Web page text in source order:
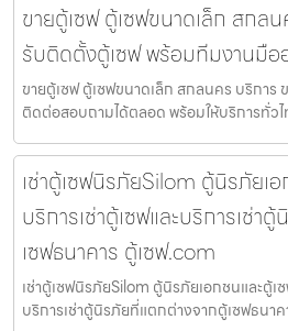
ขายตู้เซฟ ตู้เซฟขนาดเล็ก สกล
รับติดตั้งตู้เซฟ พร้อมทีมงานมือ
ขายตู้เซฟ ตู้เซฟขนาดเล็ก สกลนคร บริการ
ติดต่อสอบถามได้ตลอด พร้อมให้บริการทั่วไ
เช่าตู้เซฟนิรภัยSilom ตู้นิรภัยเ
บริการเช่าตู้เซฟและบริการเช่า
เซฟธนาคาร ตู้เซฟ.com
เช่าตู้เซฟนิรภัยSilom ตู้นิรภัยเอกชนและตู้เ
บริการเช่าตู้นิรภัยที่แตกต่างจากตู้เซฟธนา